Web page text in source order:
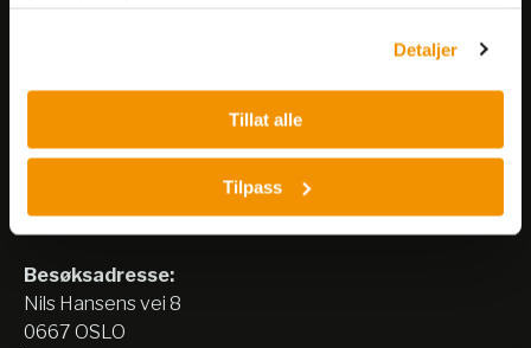
Detaljer
Tillat alle
Tilpass
Besøksadresse:
Nils Hansens vei 8
0667 OSLO